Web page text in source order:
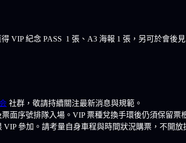
VIP 紀念 PASS 1 張、A3 海報 1 張，另可於會後
社群，敬請持續關注最新消息與規範。
序號排隊入場。VIP 票種兌換手環後仍須保留票
參加。請考量自身車程與時間狀況購票，不開